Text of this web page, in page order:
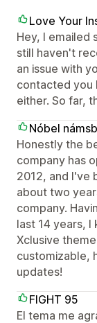
Love Your
Hey, I emailed
still haven't
an issue with
contacted you
either. So far,
Nóbel
Honestly the
company has
2012, and I've
about two
company.
last 14 years,
Xclusive
customizable,
updates!
FIGHT 95
El tema me